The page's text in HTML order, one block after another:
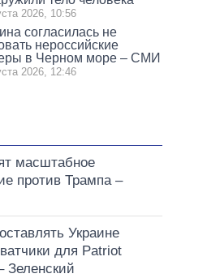
2026, 10:56
согласилась не
нероссийские
в Черном море – СМИ
2026, 12:46
масштабное
против Трампа –
Украине
для Patriot
Зеленский